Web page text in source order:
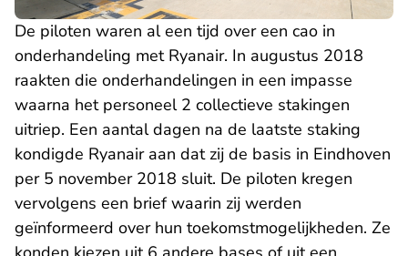
De piloten waren al een tijd over een cao in
onderhandeling met Ryanair. In augustus 2018
raakten die onderhandelingen in een impasse
waarna het personeel 2 collectieve stakingen
uitriep. Een aantal dagen na de laatste staking
kondigde Ryanair aan dat zij de basis in Eindhoven
per 5 november 2018 sluit. De piloten kregen
vervolgens een brief waarin zij werden
geïnformeerd over hun toekomstmogelijkheden. Ze